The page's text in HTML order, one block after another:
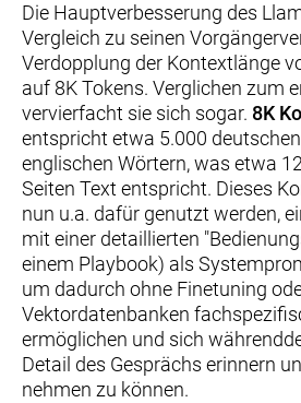
Die Hauptverbesserung des
Vergleich zu seinen
Verdopplung der Kontextlänge
auf 8K Tokens. Verglichen zum
vervierfacht sie sich sogar. 8K
entspricht etwa 5.000
englischen Wörtern, was etwa
Seiten Text entspricht. Dieses
nun u.a. dafür genutzt werden,
mit einer detaillierten
einem Playbook) als
um dadurch ohne Finetuning
Vektordatenbanken
ermöglichen und sich
Detail des Gesprächs erinnern
nehmen zu können.